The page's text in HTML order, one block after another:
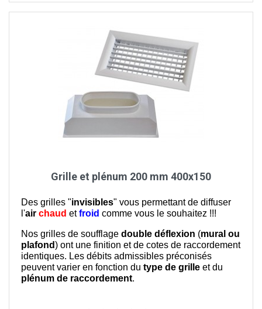
Grille et plénum 200 mm 400x150
Des grilles "invisibles" vous permettant de diffuser
l'air chaud etfroid comme vous le souhaitez !!!
Nos grilles de soufflage double déflexion (mural ou
plafond) ont une finition et de cotes de raccordement
identiques. Les débits admissibles préconisés
peuvent varier en fonction du type de grille et du
plénum de raccordement.